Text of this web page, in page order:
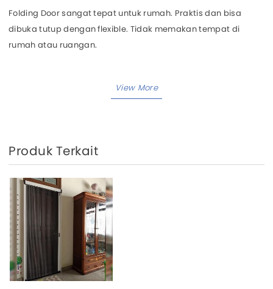
Folding Door sangat tepat untuk rumah. Praktis dan bisa
dibuka tutup dengan flexible. Tidak memakan tempat di
rumah atau ruangan.
Produk Terkait